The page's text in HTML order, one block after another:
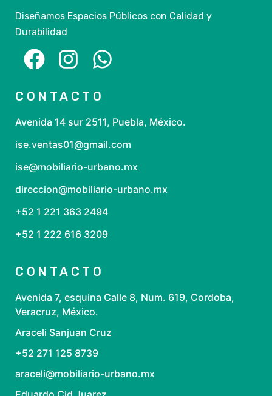
Diseñamos Espacios Públicos con Calidad y
Durabilidad
CONTACTO
Avenida 14 sur 2511, Puebla, México.
ise.ventas01@gmail.com
ise@mobiliario-urbano.mx
direccion@mobiliario-urbano.mx
+52 1 221 363 2494
+52 1 222 616 3209
CONTACTO
Avenida 7, esquina Calle 8, Num. 619, Cordoba,
Veracruz, México.
Araceli Sanjuan Cruz
+52 271 125 8739
araceli@mobiliario-urbano.mx